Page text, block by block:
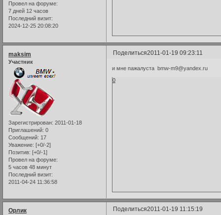
Провел на форуме:
7 дней 12 часов
Последний визит:
2024-12-25 20:08:20
Поделиться2011-01-19 09:23:11
maksim
Участник
Зарегистрирован: 2011-01-18
Приглашений: 0
Сообщений: 17
Уважение: [+0/-2]
Позитив: [+0/-1]
Провел на форуме:
5 часов 48 минут
Последний визит:
2011-04-24 11:36:58
и мне пажалуста bmw-m9@yandex.ru
0
Поделиться2011-01-19 11:15:19
Орлик